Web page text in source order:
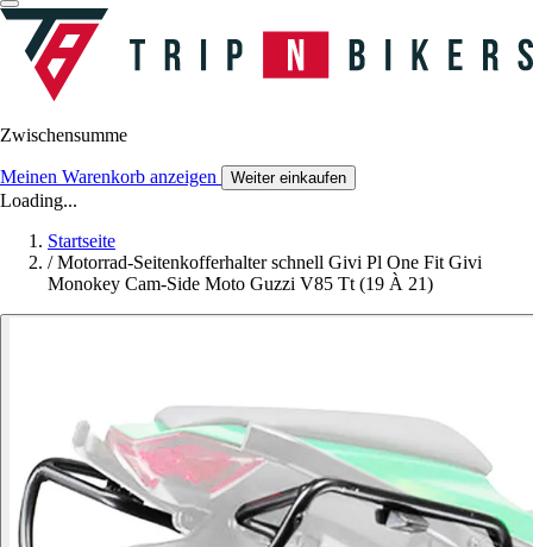
Zwischensumme
Meinen Warenkorb anzeigen Weiter einkaufen
Loading...
Startseite
/ Motorrad-Seitenkofferhalter schnell Givi Pl One Fit Givi
Monokey Cam-Side Moto Guzzi V85 Tt (19 À 21)